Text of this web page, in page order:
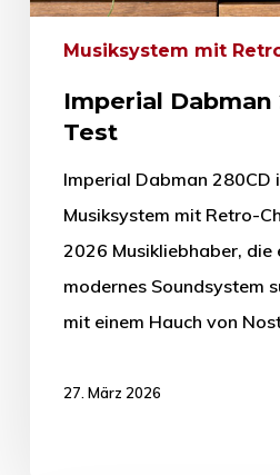
Musiksystem mit
Imperial Dabman
Test
Imperial Dabman 280CD
Musiksystem mit Retro-
2026 Musikliebhaber,
modernes Soundsystem
mit einem Hauch von
27. März 2026